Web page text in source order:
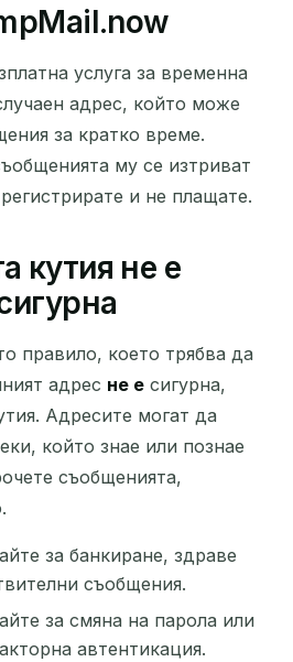
услуга за временна
адрес, който може
за кратко време.
му се изтриват
и не плащате.
кутия не е
правило, което трябва да
адрес не е сигурна,
Адресите могат да
който знае или познае
съобщенията,
за банкиране, здраве
съобщения.
за смяна на парола или
автентикация.